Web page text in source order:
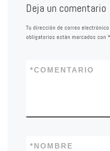
Deja un comentario
Tu dirección de correo
obligatorios están marcados con *
COMENTARIO
*
NOMBRE
*